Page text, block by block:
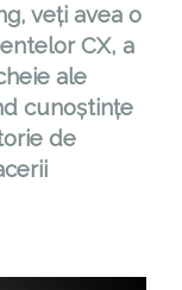
veți avea o
CX, a
ale
cunoștințe
de